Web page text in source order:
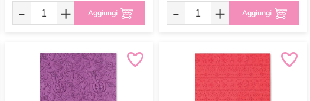
- + Aggiungi - + Aggiungi